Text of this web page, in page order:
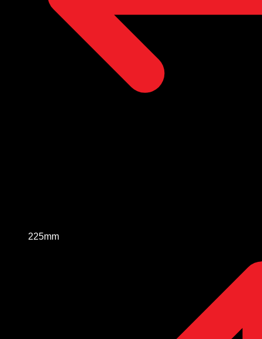
225mm